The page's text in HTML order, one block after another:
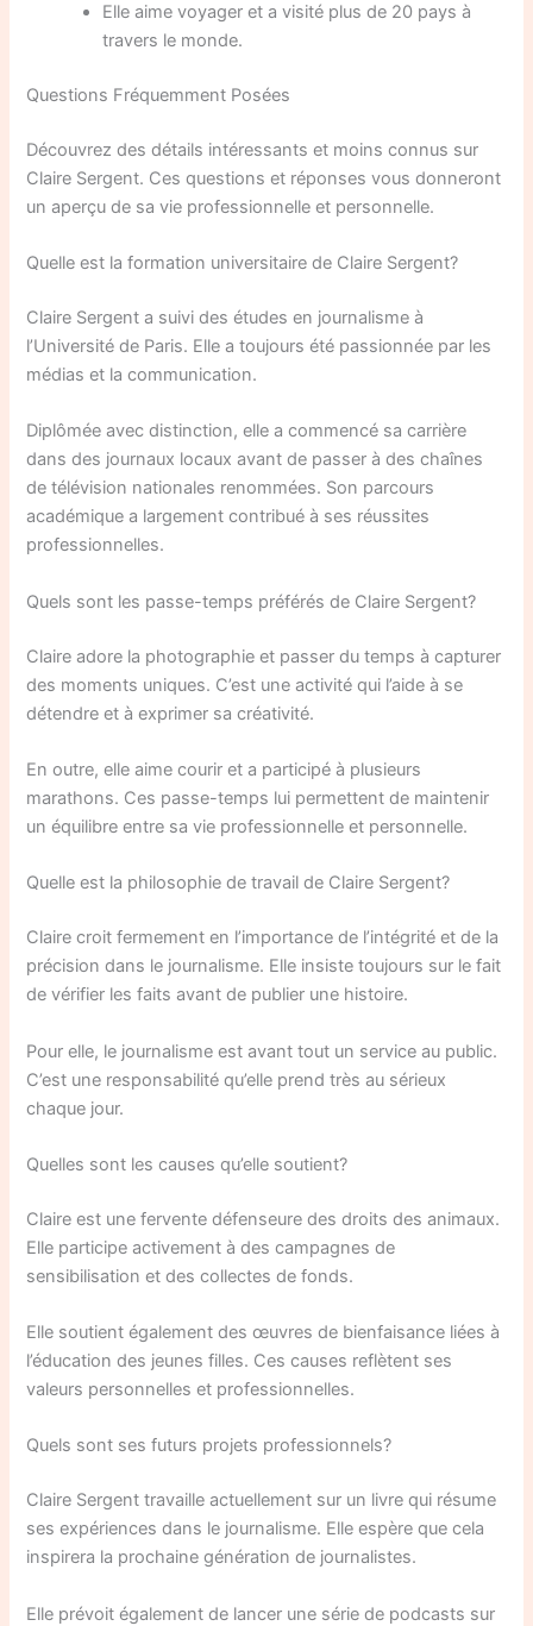
Elle aime voyager et a visité plus de 20 pays à
travers le monde.
Questions Fréquemment Posées
Découvrez des détails intéressants et moins connus sur
Claire Sergent. Ces questions et réponses vous donneront
un aperçu de sa vie professionnelle et personnelle.
Quelle est la formation universitaire de Claire Sergent?
Claire Sergent a suivi des études en journalisme à
l’Université de Paris. Elle a toujours été passionnée par les
médias et la communication.
Diplômée avec distinction, elle a commencé sa carrière
dans des journaux locaux avant de passer à des chaînes
de télévision nationales renommées. Son parcours
académique a largement contribué à ses réussites
professionnelles.
Quels sont les passe-temps préférés de Claire Sergent?
Claire adore la photographie et passer du temps à capturer
des moments uniques. C’est une activité qui l’aide à se
détendre et à exprimer sa créativité.
En outre, elle aime courir et a participé à plusieurs
marathons. Ces passe-temps lui permettent de maintenir
un équilibre entre sa vie professionnelle et personnelle.
Quelle est la philosophie de travail de Claire Sergent?
Claire croit fermement en l’importance de l’intégrité et de la
précision dans le journalisme. Elle insiste toujours sur le fait
de vérifier les faits avant de publier une histoire.
Pour elle, le journalisme est avant tout un service au public.
C’est une responsabilité qu’elle prend très au sérieux
chaque jour.
Quelles sont les causes qu’elle soutient?
Claire est une fervente défenseure des droits des animaux.
Elle participe activement à des campagnes de
sensibilisation et des collectes de fonds.
Elle soutient également des œuvres de bienfaisance liées à
l’éducation des jeunes filles. Ces causes reflètent ses
valeurs personnelles et professionnelles.
Quels sont ses futurs projets professionnels?
Claire Sergent travaille actuellement sur un livre qui résume
ses expériences dans le journalisme. Elle espère que cela
inspirera la prochaine génération de journalistes.
Elle prévoit également de lancer une série de podcasts sur